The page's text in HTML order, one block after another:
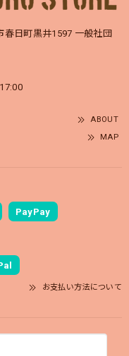
春日町黒井1597 一般社団
ABOUT
MAP
PayPay
お支払い方法について